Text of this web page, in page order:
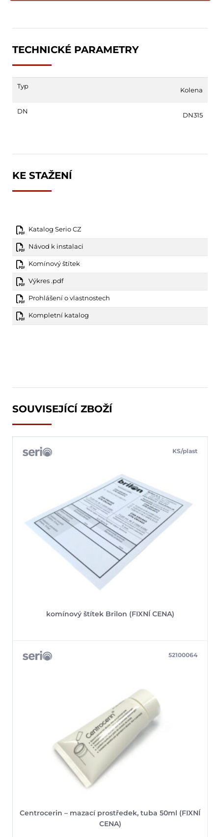
TECHNICKÉ PARAMETRY
Typ Kolena
DN DN315
KE STAŽENÍ
Katalog Serio CZ
Návod k instalaci
Komínový štítek
Výkres .pdf
Prohlášení o vlastnostech
Kompletní katalog
SOUVISEJÍCÍ ZBOŽÍ
komínový štítek Brilon (FIXNÍ CENA)
KS/plast
Centrocerin – mazací prostředek, tuba 50ml (FIXNÍ
CENA)
52100064